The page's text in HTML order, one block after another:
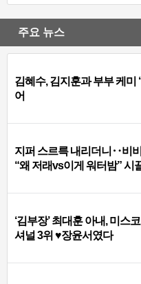
주요 뉴스
김혜수, 김지훈과 부부 케미
어
지퍼 스르륵 내리더니‥비
“왜 저래vs이게 워터밤” 시
‘김부장’ 최대훈 아내, 미스
셔널 3위 ♥장윤서였다